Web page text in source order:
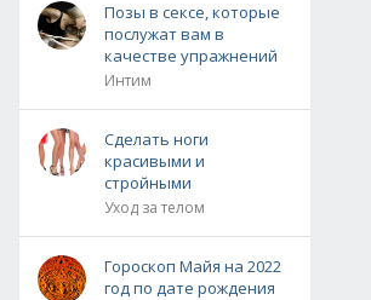
Позы в сексе, которые
послужат вам в
качестве упражнений
Интим
Сделать ноги
красивыми и
стройными
Уход за телом
Гороскоп Майя на 2022
год по дате рождения